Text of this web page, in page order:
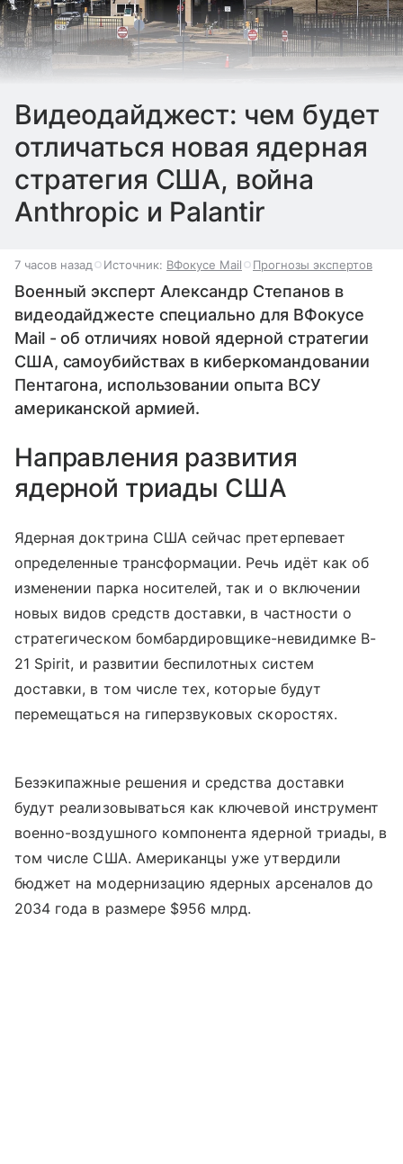
Видеодайджест: чем будет
отличаться новая ядерная
стратегия США, война
Anthropic и Palantir
7 часов назад Источник: ВФокусе Mail Прогнозы экспертов
Военный эксперт Александр Степанов в
видеодайджесте специально для ВФокусе
Mail - об отличиях новой ядерной стратегии
США, самоубийствах в киберкомандовании
Пентагона, использовании опыта ВСУ
американской армией.
Направления развития
ядерной триады США
Ядерная доктрина США сейчас претерпевает
определенные трансформации. Речь идёт как об
изменении парка носителей, так и о включении
новых видов средств доставки, в частности о
стратегическом бомбардировщике-невидимке B-
21 Spirit, и развитии беспилотных систем
доставки, в том числе тех, которые будут
перемещаться на гиперзвуковых скоростях.
Безэкипажные решения и средства доставки
будут реализовываться как ключевой инструмент
военно-воздушного компонента ядерной триады, в
том числе США. Американцы уже утвердили
бюджет на модернизацию ядерных арсеналов до
2034 года в размере $956 млрд.